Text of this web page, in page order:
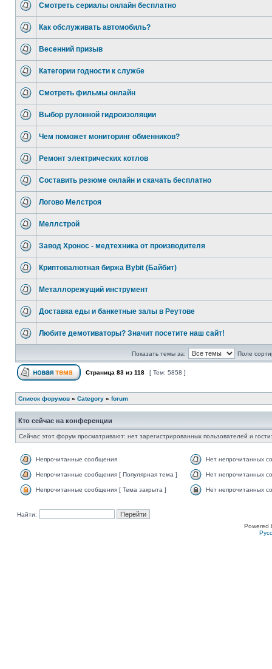
Смотреть сериалы онлайн бесплатно
Как обслуживать автомобиль?
Весенний призыв
Категории годности к службе
Смотреть фильмы онлайн
Выбор рулонной гидроизоляции
Чем поможет мониторинг обменников?
Ремонт электрических котлов
Составить резюме онлайн и скачать бесплатно
Логово Мелстроя
Меллстрой
Завод Хронос - медтехника от производителя
Криптовалютная биржа Bybit (Байбит)
Металлорежущий инструмент
Доставка еды и банкетные залы в Реутове
Любите демотиваторы? Значит посетите наш сайт!
Показать темы за: Поле
Страница 83 из 118 [ Тем: 5858 ]
Список форумов » Category » forum
Кто сейчас на конференции
Сейчас этот форум просматривают: нет зарегистрированных пользователей и
Непрочитанные сообщения Нет непрочитанных
Непрочитанные сообщения [ Популярная тема ] Нет непрочитанных
Непрочитанные сообщения [ Тема закрыта ] Нет непрочитанных
Найти:
Powered